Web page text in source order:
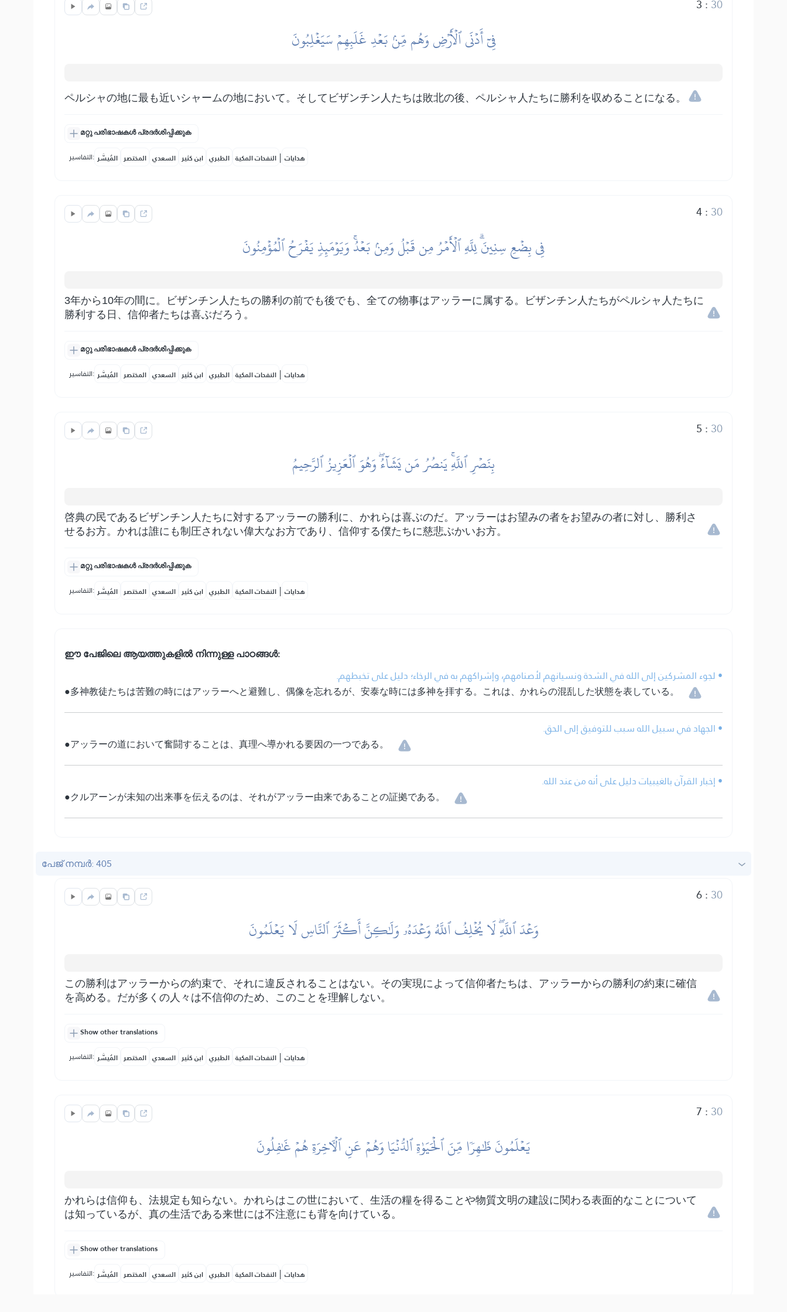
3 : 30
فِيٓ أَدۡنَى ٱلۡأَرۡضِ وَهُم مِّنۢ بَعۡدِ غَلَبِهِمۡ سَيَغۡلِبُونَ
ペルシャの地に最も近いシャームの地において。そしてビザンチン人たちは敗北の後、ペルシャ人たちに勝利を収めることになる。
മറ്റു പരിഭാഷകൾ പ്രദർശിപ്പിക്കുക
التفاسير: المُيسَّر المختصر السعدي ابن كثير الطبري النفحات المكية | هدايات
4: 30
فِي بِضۡعِ سِنِينَۗ لِلَّهِ ٱلۡأَمۡرُ مِن قَبۡلُ وَمِنۢ بَعۡدُۚ وَيَوۡمَئِذٖ يَفۡرَحُ ٱلۡمُؤۡمِنُونَ
3年から10年の間に。ビザンチン人たちの勝利の前でも後でも、全ての物事はアッラーに属する。ビザンチン人たちがペルシャ人たちに
勝利する日、信仰者たちは喜ぶだろう。
മറ്റു പരിഭാഷകൾ പ്രദർശിപ്പിക്കുക
التفاسير: المُيسَّر المختصر السعدي ابن كثير الطبري النفحات المكية | هدايات
5 : 30
بِنَصۡرِ ٱللَّهِۚ يَنصُرُ مَن يَشَآءُۖ وَهُوَ ٱلۡعَزِيزُ ٱلرَّحِيمُ
啓典の民であるビザンチン人たちに対するアッラーの勝利に、かれらは喜ぶのだ。アッラーはお望みの者をお望みの者に対し、勝利さ
せるお方。かれは誰にも制圧されない偉大なお方であり、信仰する僕たちに慈悲ぶかいお方。
മറ്റു പരിഭാഷകൾ പ്രദർശിപ്പിക്കുക
التفاسير: المُيسَّر المختصر السعدي ابن كثير الطبري النفحات المكية | هدايات
ഈ പേജിലെ ആയത്തുകളിൽ നിന്നുള്ള പാഠങ്ങൾ:
• لجوء المشركين إلى الله في الشدة ونسيانهم لأصنامهم، وإشراكهم به في الرخاء؛ دليل على تخبطهم.
●多神教徒たちは苦難の時にはアッラーへと避難し、偶像を忘れるが、安泰な時には多神を拝する。これは、かれらの混乱した状態を表している。
• الجهاد في سبيل الله سبب للتوفيق إلى الحق.
●アッラーの道において奮闘することは、真理へ導かれる要因の一つである。
• إخبار القرآن بالغيبيات دليل على أنه من عند الله.
●クルアーンが未知の出来事を伝えるのは、それがアッラー由来であることの証拠である。
പേജ് നമ്പർ: 405
6: 30
وَعۡدَ ٱللَّهِۖ لَا يُخۡلِفُ ٱللَّهُ وَعۡدَهُۥ وَلَٰكِنَّ أَكۡثَرَ ٱلنَّاسِ لَا يَعۡلَمُونَ
この勝利はアッラーからの約束で、それに違反されることはない。その実現によって信仰者たちは、アッラーからの勝利の約束に確信
を高める。だが多くの人々は不信仰のため、このことを理解しない。
Show other translations
التفاسير: المُيسَّر المختصر السعدي ابن كثير الطبري النفحات المكية | هدايات
7 : 30
يَعۡلَمُونَ ظَٰهِرٗا مِّنَ ٱلۡحَيَوٰةِ ٱلدُّنۡيَا وَهُمۡ عَنِ ٱلۡأٓخِرَةِ هُمۡ غَٰفِلُونَ
かれらは信仰も、法規定も知らない。かれらはこの世において、生活の糧を得ることや物質文明の建設に関わる表面的なことについて
は知っているが、真の生活である来世には不注意にも背を向けている。
Show other translations
التفاسير: المُيسَّر المختصر السعدي ابن كثير الطبري النفحات المكية | هدايات